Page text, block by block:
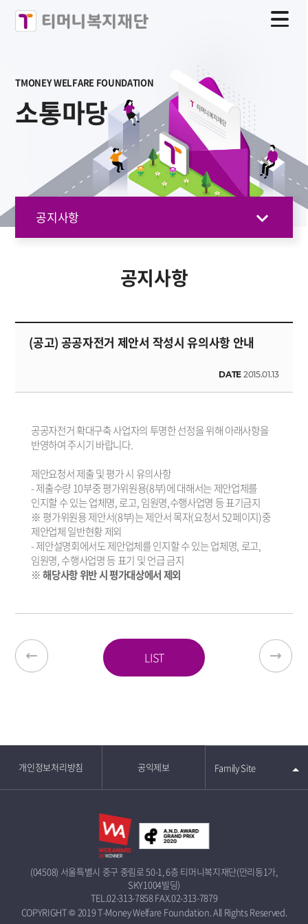
TMONEY WELFARE FOUNDATION
소통마당
공지사항
공지사항
(공고) 공공자전거 제안서 작성시 유의사항 안내
DATE 2015.01.13
공공자전거 확대구축 사업자의 투명한 선정을 위해 아래사항을
반영하여 주시기 바랍니다.
제안요청서 제출 및 평가 시 유의사항
- 제출수량 10부중 평가위원용(8부)에 대해서는 제안업체를
인지할 수 있는 업체명, 로고, 임원명,수행사업명 등 표기금지
※ 평가위원용 제안서(8부)는 제안서 목자(요청서 52페이지)중
제안업체 일반현황 제외
- 제안설명회에서도 제안업체를 인지할 수 있는 업체명, 로고,
임원명, 수행사업명 등 표기 및 언급 금지
※해당사항 위반 시 평가대상에서 제외
LIST
개인정보처리방침 공익제보 Family Site
(04508) 서울특별시 중구 중림로 50-1, 6층 티머니복지재단(만리동1가,
SKY1004빌딩)
TEL.02-313-7858FAX.02-313-7879
COPYRIGHT © 2019 T-Money Welfare Foundation. All Rights Reserved.